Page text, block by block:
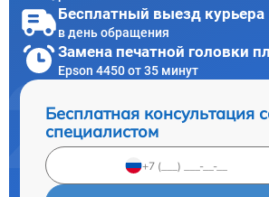
Бесплатный выезд курьера
в день обращения
Замена печатной головки
Epson 4450 от 35 минут
Бесплатная консультация
специалистом